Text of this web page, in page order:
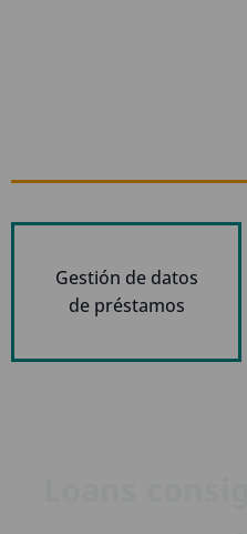
Gestión de datos
de préstamos
Loans